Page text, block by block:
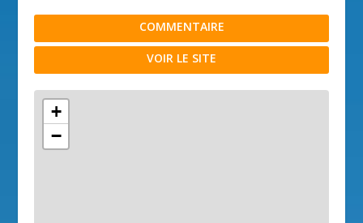
COMMENTAIRE
VOIR LE SITE
+
−